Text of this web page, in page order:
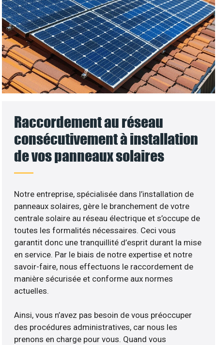
Raccordement au réseau
consécutivement à installation
de vos panneaux solaires
Notre entreprise, spécialisée dans l’installation de
panneaux solaires, gère le branchement de votre
centrale solaire au réseau électrique et s’occupe de
toutes les formalités nécessaires. Ceci vous
garantit donc une tranquillité d’esprit durant la mise
en service. Par le biais de notre expertise et notre
savoir-faire, nous effectuons le raccordement de
manière sécurisée et conforme aux normes
actuelles.
Ainsi, vous n’avez pas besoin de vous préoccuper
des procédures administratives, car nous les
prenons en charge pour vous. Quand vous